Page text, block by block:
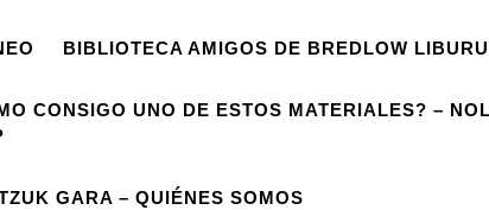
BIBLIOTECA AMIGOS DE BREDLOW
CONSIGO UNO DE ESTOS MATERIALES? –
GARA – QUIÉNES SOMOS